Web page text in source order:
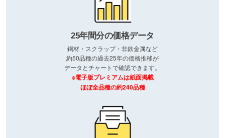
25年間分の価格データ
鋼材・スクラップ・非鉄金属など
約50品種の過去25年の価格推移が
データとチャートで確認できます。
※電子版プレミアムは紙面掲載
ほぼ全品種の約240品種